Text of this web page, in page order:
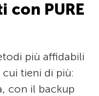
con PURE
più affidabili
tieni di più:
con il backup